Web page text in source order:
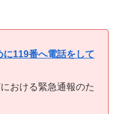
119番へ電話をして
おける緊急通報のた